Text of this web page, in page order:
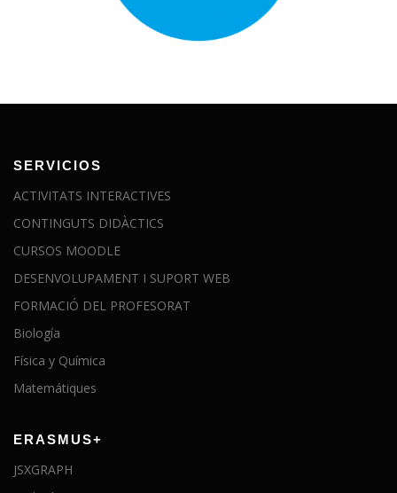
SERVICIOS
ACTIVITATS INTERACTIVES
CONTINGUTS DIDÀCTICS
CURSOS MOODLE
DESENVOLUPAMENT I SUPORT WEB
FORMACIÓ DEL PROFESORAT
Biología
Física y Química
Matemátiques
ERASMUS+
JSXGRAPH